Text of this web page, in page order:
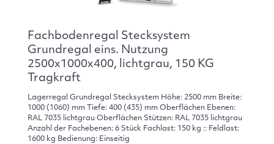
Fachbodenregal Stecksystem
Grundregal eins. Nutzung
2500x1000x400, lichtgrau, 150 KG
Tragkraft
Lagerregal Grundregal Stecksystem Höhe: 2500 mm Breite:
1000 (1060) mm Tiefe: 400 (435) mm Oberflächen Ebenen:
RAL 7035 lichtgrau Oberflächen Stützen: RAL 7035 lichtgrau
Anzahl der Fachebenen: 6 Stück Fachlast: 150 kg :: Feldlast:
1600 kg Bedienung: Einseitig